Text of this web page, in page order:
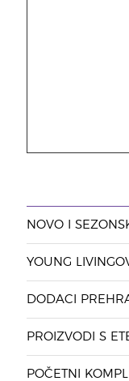
NOVO I
YOUNG
DODACI
PROIZVODI S
POČETNI